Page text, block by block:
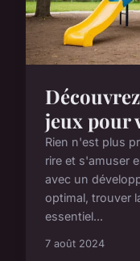
jeux pour
Rien n'est plus
rire et s'amuser
avec un
optimal, trouver
essentiel...
7 août 2024